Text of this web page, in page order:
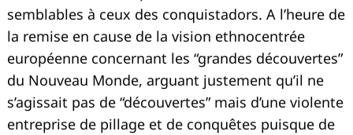
semblables à ceux des conquistadors. A l’heure de
la remise en cause de la vision ethnocentrée
européenne concernant les “grandes découvertes”
du Nouveau Monde, arguant justement qu’il ne
s’agissait pas de “découvertes” mais d’une violente
entreprise de pillage et de conquêtes puisque de